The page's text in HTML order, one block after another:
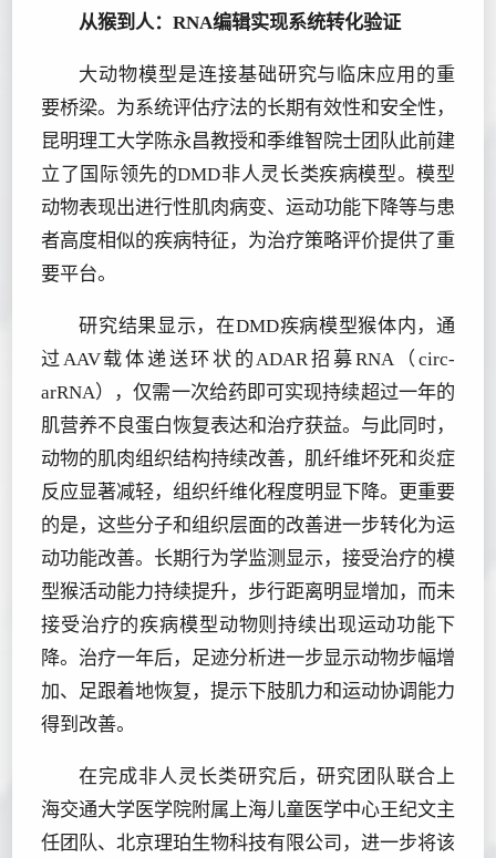
从猴到人：RNA编辑实现系统转化验证
大动物模型是连接基础研究与临床应用的重
要桥梁。为系统评估疗法的长期有效性和安全性，
昆明理工大学陈永昌教授和季维智院士团队此前建
立了国际领先的DMD非人灵长类疾病模型。模型
动物表现出进行性肌肉病变、运动功能下降等与患
者高度相似的疾病特征，为治疗策略评价提供了重
要平台。
研究结果显示，在DMD疾病模型猴体内，通
过AAV载体递送环状的ADAR招募RNA（circ-
arRNA），仅需一次给药即可实现持续超过一年的
肌营养不良蛋白恢复表达和治疗获益。与此同时，
动物的肌肉组织结构持续改善，肌纤维坏死和炎症
反应显著减轻，组织纤维化程度明显下降。更重要
的是，这些分子和组织层面的改善进一步转化为运
动功能改善。长期行为学监测显示，接受治疗的模
型猴活动能力持续提升，步行距离明显增加，而未
接受治疗的疾病模型动物则持续出现运动功能下
降。治疗一年后，足迹分析进一步显示动物步幅增
加、足跟着地恢复，提示下肢肌力和运动协调能力
得到改善。
在完成非人灵长类研究后，研究团队联合上
海交通大学医学院附属上海儿童医学中心王纪文主
任团队、北京理珀生物科技有限公司，进一步将该